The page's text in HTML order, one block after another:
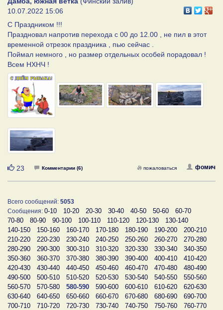
10.07.2022 15:06
С Праздником !!!
Праздновал напротив перехода с 00 до 12.00 , не пил в этот
временной отрезок праздника , пью сейчас .
Поймал немного , но размер отдельных особей порадовал !
Всем НХНЧ !
Нравится
23 Комментарии (6) фомич
пожаловаться
Всего сообщений: 5053
Сообщения: 0-10 10-20 20-30 30-40 40-50 50-60
60-70
70-80
80-90 90-100 100-110 110-120 120-130
130-140
140-150
150-160 160-170 170-180 180-190 190-200
200-210
210-220
220-230 230-240 240-250 250-260 260-270
270-280
280-290
290-300 300-310 310-320 320-330 330-340
340-350
350-360
360-370 370-380 380-390 390-400 400-410
410-420
420-430
430-440 440-450 450-460 460-470 470-480
480-490
490-500
500-510 510-520 520-530 530-540 540-550
550-560
560-570
570-580 580-590 590-600 600-610 610-620
620-630
630-640
640-650 650-660 660-670 670-680 680-690
690-700
700-710
710-720 720-730 730-740 740-750 750-760
760-770